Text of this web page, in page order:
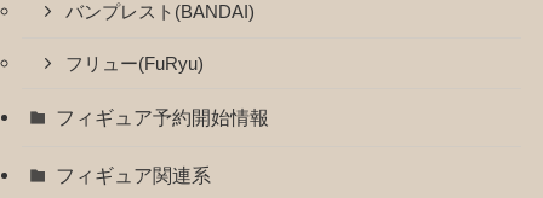
バンプレスト(BANDAI)
フリュー(FuRyu)
フィギュア予約開始情報
フィギュア関連系